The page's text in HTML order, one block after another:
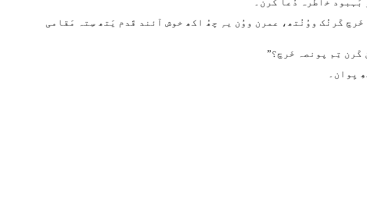
خَرچ کَرنُک ووُنُتھ، عمرن ووُن یہِ چھُ اکھ خوش آئند قَدم یَتھ سِتہ مَقامی
تِم پونصہ خَرچ؟”
یِوان۔